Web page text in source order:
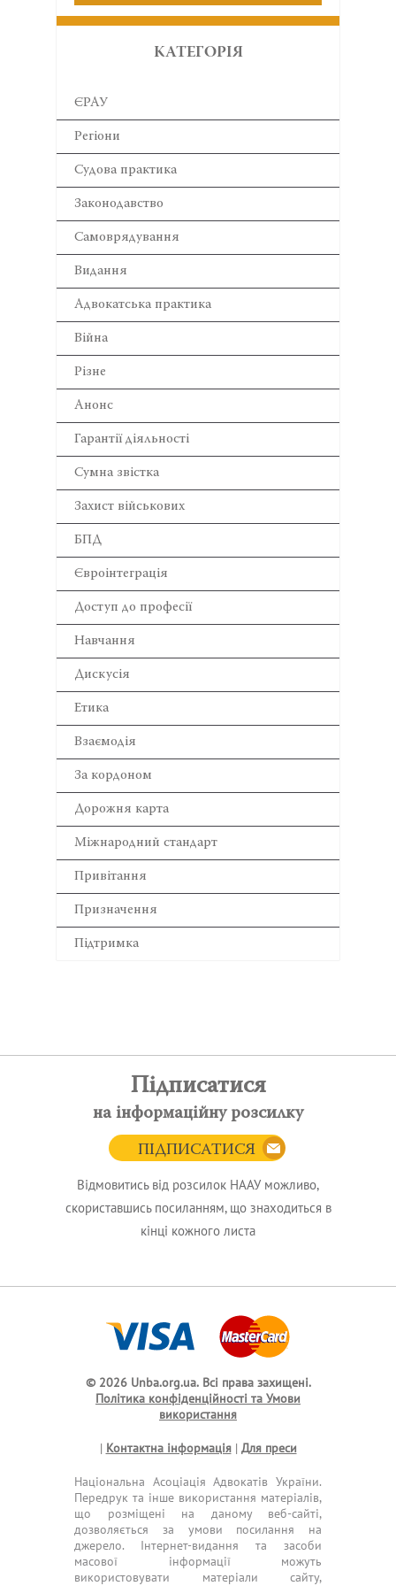
КАТЕГОРІЯ
ЄРАУ
Регіони
Cудова практика
Законодавство
Самоврядування
Видання
Адвокатська практика
Війна
Різне
Анонс
Гарантії діяльності
Сумна звістка
Захист військових
БПД
Євроінтеграція
Доступ до професії
Навчання
Дискусія
Етика
Взаємодія
За кордоном
Дорожня карта
Міжнародний стандарт
Привітання
Призначення
Підтримка
Підписатися
на інформаційну розсилку
ПІДПИСАТИСЯ
Відмовитись від розсилок НААУ можливо,
скориставшись посиланням, що знаходиться в
кінці кожного листа
© 2026 Unba.org.ua. Всі права захищені.
Політика конфіденційності та Умови
використання
| Контактна інформація| Для преси
Національна Асоціація Адвокатів України.
Передрук та інше використання матеріалів,
що розміщені на даному веб-сайті,
дозволяється за умови посилання на
джерело. Інтернет-видання та засоби
масової інформації можуть
використовувати матеріали сайту,